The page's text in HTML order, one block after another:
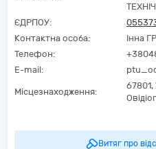
ЄДРПОУ:
Контактна особа:
Інна
Телефон:
E-mail:
Місцезнаходження:
67801,
Витяг про